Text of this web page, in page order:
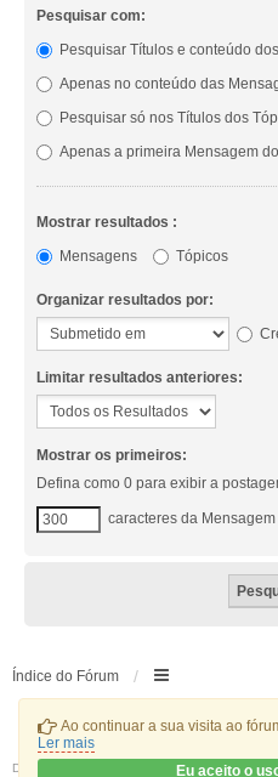
Ao continuar a sua visita ao
Ler mais
Eu aceito o
Pesquisar com:
Pesquisar Títulos e conteúdo
Apenas no conteúdo das
Pesquisar só nos Títulos dos
Apenas a primeira Mensagem
Mostrar resultados :
Mensagens
Tópicos
Organizar resultados por:
Limitar resultados anteriores:
Mostrar os primeiros:
Defina como 0 para exibir a
caracteres da Mensagem
Índice do Fórum
Desenvolvido por ® Forum Software ©